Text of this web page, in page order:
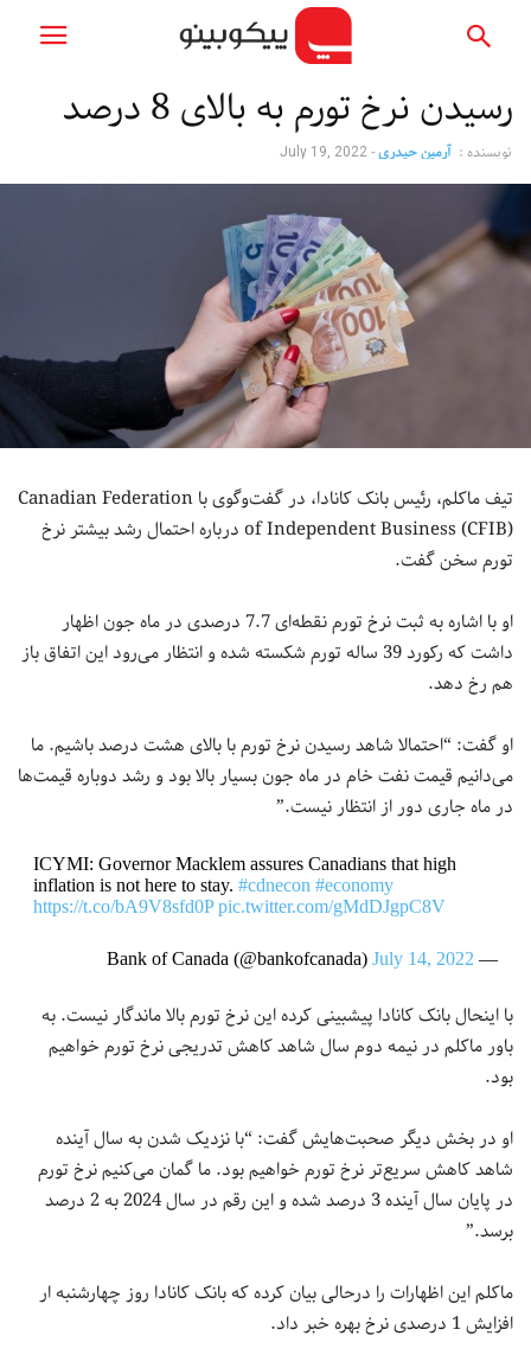
رسیدن نرخ تورم به بالای 8 درصد
نویسنده : آرمین حیدری-
July 19, 2022
تیف ماکلم، رئیس بانک کانادا، در گفت‌وگوی با Canadian Federation
of Independent Business (CFIB) درباره احتمال رشد بیشتر نرخ
تورم سخن گفت.
او با اشاره به ثبت نرخ تورم نقطه‌ای 7.7 درصدی در ماه جون اظهار
داشت که رکورد 39 ساله تورم شکسته شده و انتظار می‌رود این اتفاق باز
هم رخ دهد.
او گفت: “احتمالا شاهد رسیدن نرخ تورم با بالای هشت درصد باشیم. ما
می‌دانیم قیمت نفت خام در ماه جون بسیار بالا بود و رشد دوباره قیمت‌ها
در ماه جاری دور از انتظار نیست.”
ICYMI: Governor Macklem assures Canadians that high
inflation is not here to stay. #cdnecon #economy
https://t.co/bA9V8sfd0P pic.twitter.com/gMdDJgpC8V
— Bank of Canada (@bankofcanada)
July 14, 2022
با اینحال بانک کانادا پیشبینی کرده این نرخ تورم بالا ماندگار نیست. به
باور ماکلم در نیمه دوم سال شاهد کاهش تدریجی نرخ تورم خواهیم
بود.
او در بخش دیگر صحبت‌هایش گفت: “با نزدیک شدن به سال آینده
شاهد کاهش سریع‌تر نرخ تورم خواهیم بود. ما گمان می‌کنیم نرخ تورم
در پایان سال آینده 3 درصد شده و این رقم در سال 2024 به 2 درصد
برسد.”
ماکلم این اظهارات را درحالی بیان کرده که بانک کانادا روز چهارشنبه ار
افزایش 1 درصدی نرخ بهره خبر داد.